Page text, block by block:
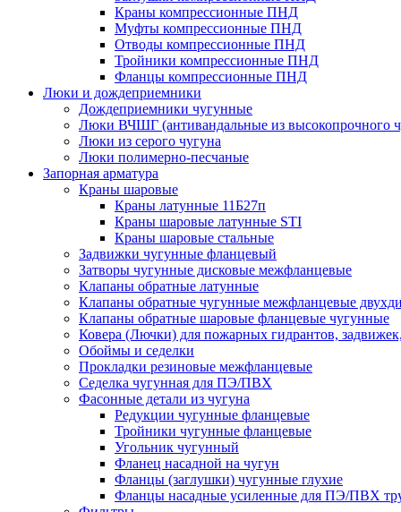
Краны компрессионные ПНД
Муфты компрессионные ПНД
Отводы компрессионные ПНД
Тройники компрессионные ПНД
Фланцы компрессионные ПНД
Люки и дождеприемники
Дождеприемники чугунные
Люки ВЧШГ (антивандальные из высокопрочного
Люки из серого чугуна
Люки полимерно-песчаные
Запорная арматура
Краны шаровые
Краны латунные 11Б27п
Краны шаровые латунные STI
Краны шаровые стальные
Задвижки чугунные фланцевый
Затворы чугунные дисковые межфланцевые
Клапаны обратные латунные
Клапаны обратные чугунные межфланцевые
Клапаны обратные шаровые фланцевые чугунные
Ковера (Лючки) для пожарных гидрантов,
Обоймы и седелки
Прокладки резиновые межфланцевые
Седелка чугунная для ПЭ/ПВХ
Фасонные детали из чугуна
Редукции чугунные фланцевые
Тройники чугунные фланцевые
Угольник чугунный
Фланец насадной на чугун
Фланцы (заглушки) чугунные глухие
Фланцы насадные усиленные для ПЭ/ПВХ